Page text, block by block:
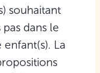
souhaitant
dans le
La